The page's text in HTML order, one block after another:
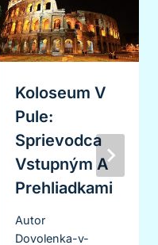
Koloseum V
Pule:
Sprievodca
Vstupným A
Prehliadkami
Autor
Dovolenka-v-